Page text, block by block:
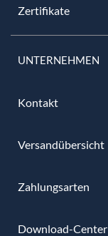
Zertifikate
UNTERNEHMEN
Kontakt
Versandübersicht
Zahlungsarten
Download-Center